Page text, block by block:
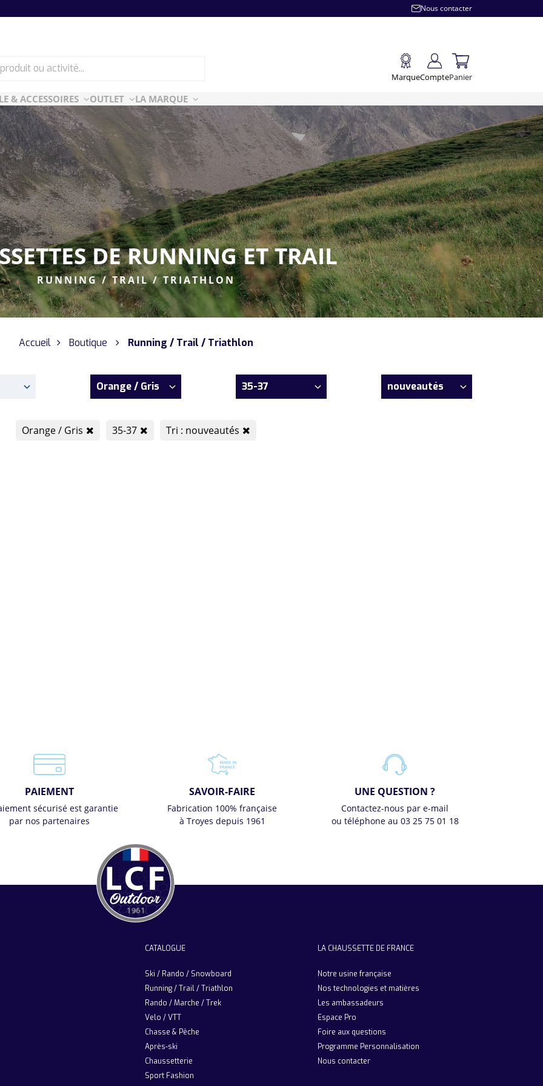
Nous contacter
MarqueComptePanier
ESSENTIELLES
ski
Air
Style
& ACCESSOIRES OUTLET LA MARQUE
DE RUNNING ET TRAIL
RUNNING / TRAIL / TRIATHLON
Accueil Boutique Running / Trail / Triathlon
Orange / Gris 35-37 nouveautés
Orange / Gris 35-37 Tri : nouveautés
PAIEMENT
sécurisé est garantie
par nos partenaires
SAVOIR-FAIRE
Fabrication 100% française
à Troyes depuis 1961
UNE QUESTION ?
Contactez-nous par e-mail
ou téléphone au 03 25 75 01 18
CATALOGUE
Ski / Rando / Snowboard
Running / Trail / Triathlon
Rando / Marche / Trek
Velo / VTT
Chasse & Pêche
Après-ski
Chaussetterie
Sport Fashion
LA CHAUSSETTE DE FRANCE
Notre usine française
Nos technologies et matières
Les ambassadeurs
Espace Pro
Foire aux questions
Programme Personnalisation
Nous contacter